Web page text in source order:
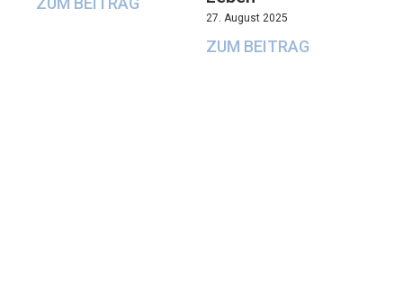
27. August 2025
ZUM BEITRAG